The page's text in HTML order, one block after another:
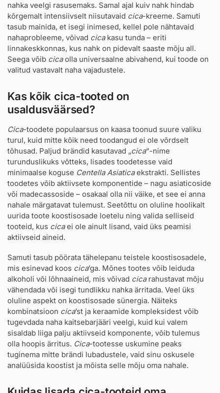
nahka veelgi rasusemaks. Samal ajal kuiv nahk hindab
kõrgemalt intensiivselt niisutavaid cica-kreeme. Samuti
tasub mainida, et isegi inimesed, kellel pole nähtavaid
nahaprobleeme, võivad cicakasu tunda – eriti
linnakeskkonnas, kus nahk on pidevalt saaste mõju all.
Seega võib cicaolla universaalne abivahend, kui toode on
valitud vastavalt naha vajadustele.
Kas kõik cica-tooted on
usaldusväärsed?
Cica-toodete populaarsus on kaasa toonud suure valiku
turul, kuid mitte kõik need toodangud ei ole võrdselt
tõhusad. Paljud brändid kasutavad „cica“-nime
turunduslikuks võtteks, lisades toodetesse vaid
minimaalse koguse Centella Asiaticaekstrakti. Sellistes
toodetes võib aktiivsete komponentide – nagu asiaticoside
või madecassoside – osakaal olla nii väike, et see ei anna
nahale märgatavat tulemust. Seetõttu on oluline hoolikalt
uurida toote koostisosade loetelu ning valida selliseid
tooteid, kus cicaei ole ainult lisand, vaid üks peamisi
aktiivseid aineid.
Samuti tasub pöörata tähelepanu teistele koostisosadele,
mis esinevad koos cica’ga. Mõnes tootes võib leiduda
alkoholi või lõhnaaineid, mis võivad cicarahustavat mõju
vähendada või isegi tundlikku nahka ärritada. Veel üks
oluline aspekt on koostisosade sünergia. Näiteks
kombinatsioon cica’st ja keraamide kompleksidest võib
tugevdada naha kaitsebarjääri veelgi, kuid kui valem
sisaldab liiga palju aktiivseid komponente, võib tulemus
olla hoopis ärritus. Cica-tootesse uskumine peaks
tuginema mitte brändi lubadustele, vaid sinu oskusele
analüüsida koostist ja mõista selle mõju oma nahale.